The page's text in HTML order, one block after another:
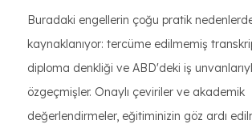
Buradaki engellerin çoğu pratik
kaynaklanıyor: tercüme edilmemiş
diploma denkliği ve ABD'deki iş
özgeçmişler. Onaylı çeviriler ve akademik
değerlendirmeler, eğitiminizin göz ardı